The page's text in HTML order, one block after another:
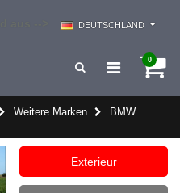
DEUTSCHLAND
0
Weitere Marken
BMW
Exterieur